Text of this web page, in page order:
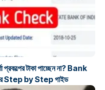
টাকা পাচ্ছেন না? Bank
Step by Step গাইড